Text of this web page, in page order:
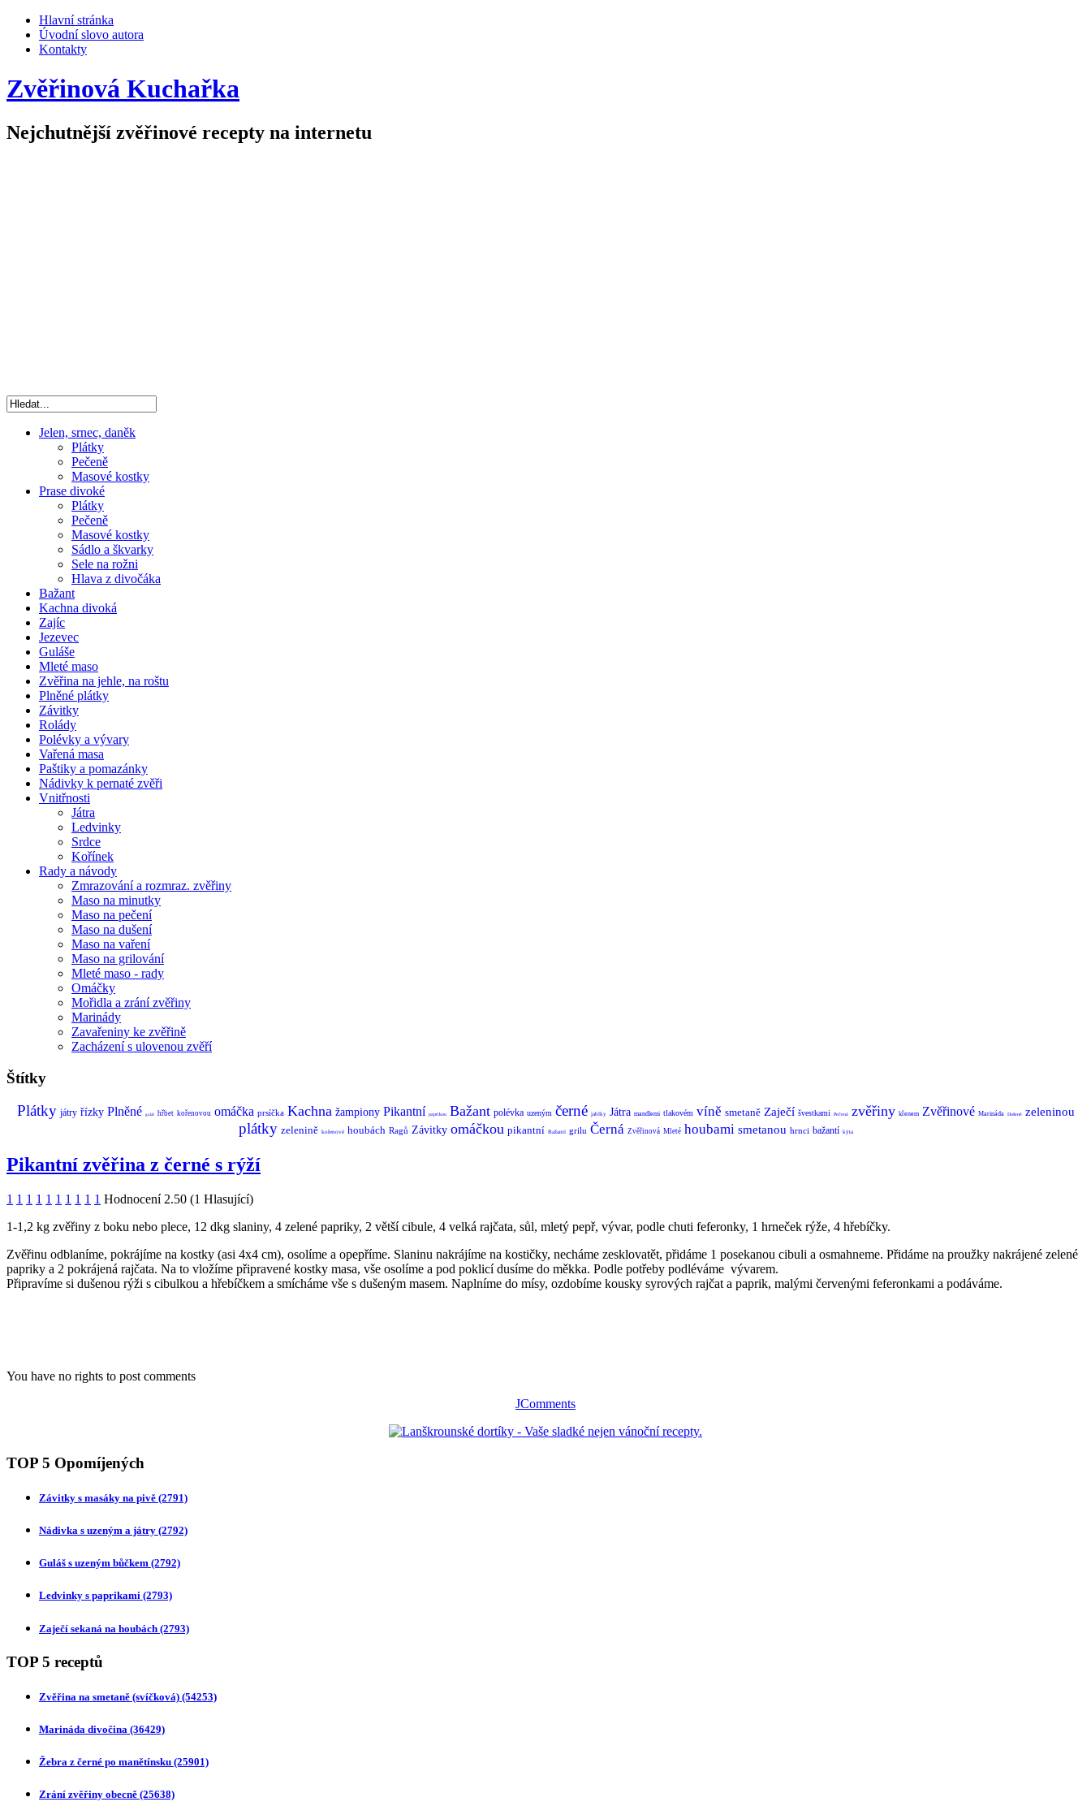
Hlavní stránka
Úvodní slovo autora
Kontakty
Zvěřinová Kuchařka
Nejchutnější zvěřinové recepty na internetu
Jelen, srnec, daněk
Plátky
Pečeně
Masové kostky
Prase divoké
Plátky
Pečeně
Masové kostky
Sádlo a škvarky
Sele na rožni
Hlava z divočáka
Bažant
Kachna divoká
Zajíc
Jezevec
Guláše
Mleté maso
Zvěřina na jehle, na roštu
Plněné plátky
Závitky
Rolády
Polévky a vývary
Vařená masa
Paštiky a pomazánky
Nádivky k pernaté zvěři
Vnitřnosti
Játra
Ledvinky
Srdce
Kořínek
Rady a návody
Zmrazování a rozmraz. zvěřiny
Maso na minutky
Maso na pečení
Maso na dušení
Maso na vaření
Maso na grilování
Mleté maso - rady
Omáčky
Mořidla a zrání zvěřiny
Marinády
Zavařeniny ke zvěřině
Zacházení s ulovenou zvěří
Štítky
Plátky játry řízky Plněné guláš hřbet kořenovou omáčka prsíčka Kachna žampiony Pikantní paprikou Bažant polévka uzeným černé jablky Játra mandlemi tlakovém víně smetaně Zaječí švestkami Pečená zvěřiny křenem Zvěřinové Marináda Dušené zeleninou
plátky zelenině kořenové houbách Ragů Závitky omáčkou pikantní Bažantí grilu Černá Zvěřinová Mleté houbami smetanou hrnci bažantí kýta
Pikantní zvěřina z černé s rýží
1 1 1 1 1 1 1 1 1 1 Hodnocení 2.50 (1 Hlasující)
1-1,2 kg zvěřiny z boku nebo plece, 12 dkg slaniny, 4 zelené papriky, 2 větší cibule, 4 velká rajčata, sůl, mletý pepř, vývar, podle chuti feferonky, 1 hrneček rýže, 4 hřebíčky.
Zvěřinu odblaníme, pokrájíme na kostky (asi 4x4 cm), osolíme a opepříme. Slaninu nakrájíme na kostičky, necháme zesklovatět, přidáme 1 posekanou cibuli a osmahneme. Přidáme na proužky nakrájené zelené
papriky a 2 pokrájená rajčata. Na to vložíme připravené kostky masa, vše osolíme a pod poklicí dusíme do měkka. Podle potřeby podléváme vývarem.
Připravíme si dušenou rýži s cibulkou a hřebíčkem a smícháme vše s dušeným masem. Naplníme do mísy, ozdobíme kousky syrových rajčat a paprik, malými červenými feferonkami a podáváme.
You have no rights to post comments
JComments
TOP 5 Opomíjených
Závitky s masáky na pivě (2791)
Nádivka s uzeným a játry (2792)
Guláš s uzeným bůčkem (2792)
Ledvinky s paprikami (2793)
Zaječí sekaná na houbách (2793)
TOP 5 receptů
Zvěřina na smetaně (svíčková) (54253)
Marináda divočina (36429)
Žebra z černé po manětínsku (25901)
Zrání zvěřiny obecně (25638)